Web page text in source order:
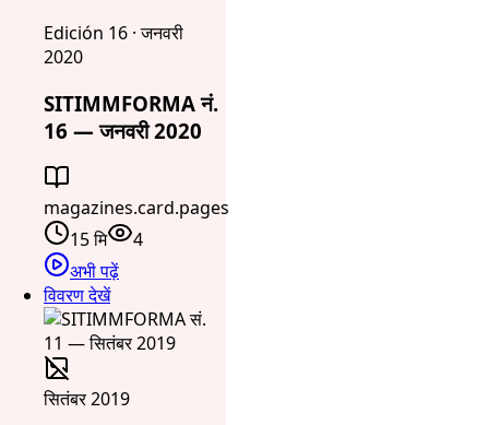
Edición 16 · जनवरी
2020
SITIMMFORMA नं.
16 — जनवरी 2020
magazines.card.pages
15 मि
4
अभी पढ़ें
विवरण देखें
सितंबर 2019